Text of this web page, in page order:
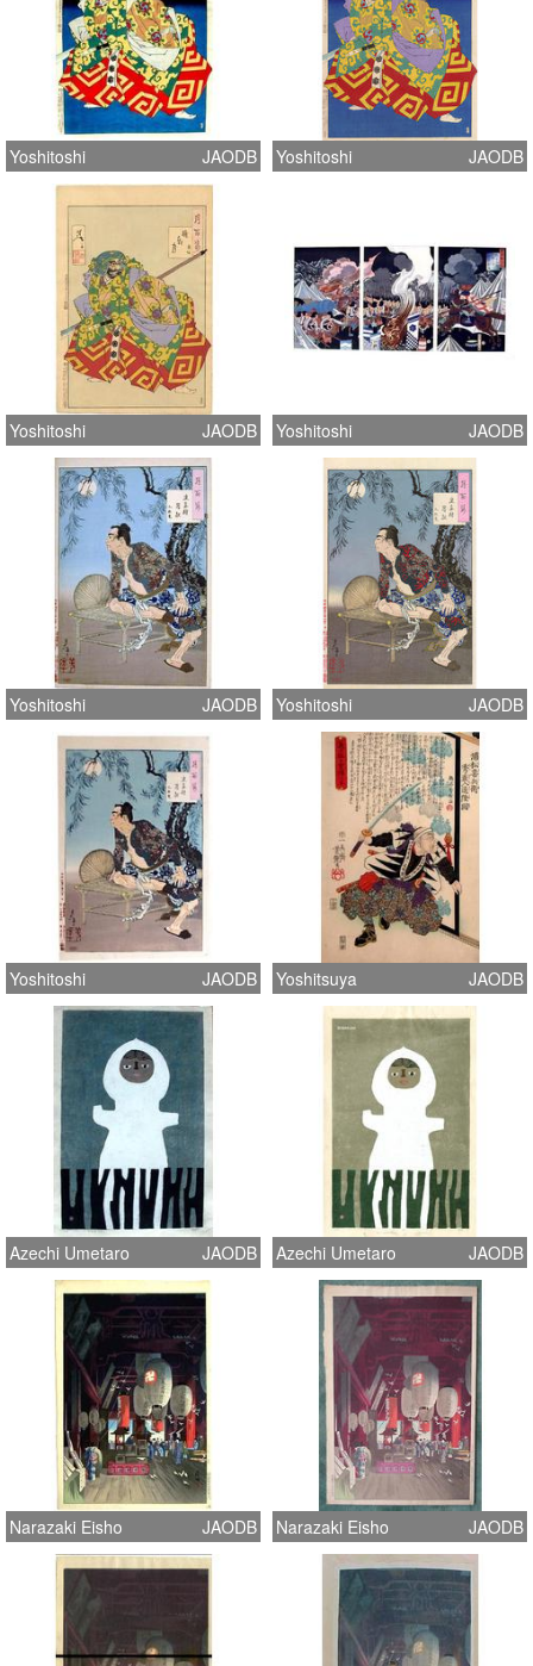
Yoshitoshi JAODB Yoshitoshi JAODB
Yoshitoshi JAODB Yoshitoshi JAODB
Yoshitoshi JAODB Yoshitoshi JAODB
Yoshitoshi JAODB Yoshitsuya JAODB
Azechi Umetaro JAODB Azechi Umetaro JAODB
Narazaki Eisho JAODB Narazaki Eisho JAODB